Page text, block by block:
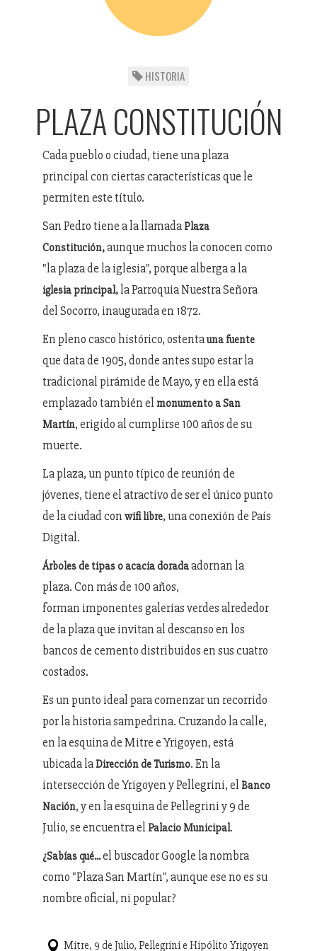
HISTORIA
PLAZA CONSTITUCIÓN
Cada pueblo o ciudad, tiene una plaza
principal con ciertas características que le
permiten este título.
San Pedro tiene a la llamada Plaza
Constitución,aunque muchos la conocen como
"la plaza de la iglesia", porque alberga a la
iglesia principal, la Parroquia Nuestra Señora
del Socorro, inaugurada en 1872.
En pleno casco histórico, ostentauna fuente
que data de 1905, donde antes supo estar la
tradicional pirámide de Mayo, y en ella está
emplazado también el monumento a San
Martín, erigido al cumplirse 100 años de su
muerte.
La plaza, un punto típico de reunión de
jóvenes, tiene el atractivo de ser el único punto
de la ciudad con wifi libre, una conexión de País
Digital.
Árboles de tipas o acacia doradaadornan la
plaza. Con más de 100 años,
forman imponentes galerías verdes alrededor
de la plaza que invitan al descanso en los
bancos de cemento distribuidos en sus cuatro
costados.
Es un punto ideal para comenzar un recorrido
por la historia sampedrina. Cruzando la calle,
en la esquina de Mitre e Yrigoyen, está
ubicada laDirección de Turismo. En la
intersección de Yrigoyen y Pellegrini, el Banco
Nación, y en la esquina de Pellegrini y 9 de
Julio, se encuentra el Palacio Municipal.
¿Sabías qué...el buscador Google la nombra
como "Plaza San Martín", aunque ese no es su
nombre oficial, ni popular?
Mitre, 9 de Julio, Pellegrini e Hipólito Yrigoyen